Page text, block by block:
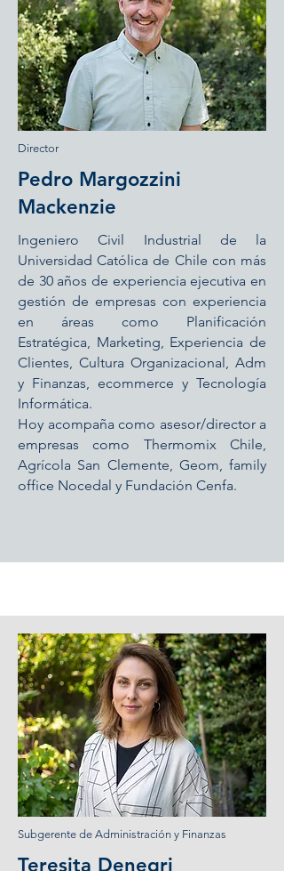
Director
Pedro Margozzini
Mackenzie
Ingeniero Civil Industrial de la
Universidad Católica de Chile con más
de 30 años de experiencia ejecutiva en
gestión de empresas con experiencia
en áreas como Planificación
Estratégica, Marketing, Experiencia de
Clientes, Cultura Organizacional, Adm
y Finanzas, ecommerce y Tecnología
Informática.
Hoy acompaña como asesor/director a
empresas como Thermomix Chile,
Agrícola San Clemente, Geom, family
office Nocedal y Fundación Cenfa.
Subgerente de Administración y Finanzas
Teresita Denegri